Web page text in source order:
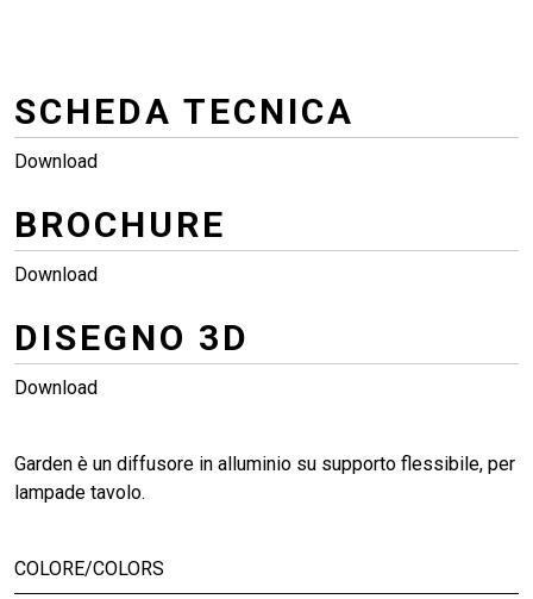
SCHEDA TECNICA
Download
BROCHURE
Download
DISEGNO 3D
Download
Garden è un diffusore in alluminio su supporto flessibile, per
lampade tavolo.
COLORE/COLORS